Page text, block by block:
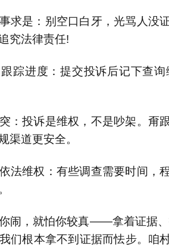
是：别空口白牙，光骂人没
究法律责任!
进度：提交投诉后记下查询
投诉是维权，不是吵架。甭
渠道更安全。
维权：有些调查需要时间，
，就怕你较真——拿着证据、
们根本拿不到证据而怯步。咱